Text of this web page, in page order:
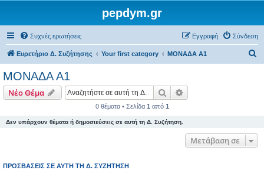
pepdym.gr
Συχνές ερωτήσεις Σύνδεση
Εγγραφή
Ευρετήριο Δ. Συζήτησης Your first category ΜΟΝΑΔΑ Α1
ΜΟΝΑΔΑ Α1
Νέο Θέμα Αναζήτηση
0 θέματα • Σελίδα 1 από 1
Δεν υπάρχουν θέματα ή δημοσιεύσεις σε αυτή τη Δ. Συζήτηση.
Μετάβαση σε
ΠΡΟΣΒΆΣΕΙΣ ΣΕ ΑΥΤΉ ΤΗ Δ. ΣΥΖΉΤΗΣΗ